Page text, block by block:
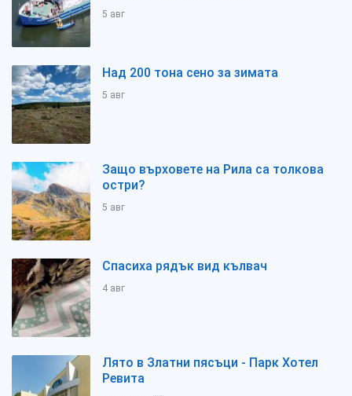
5 авг
Над 200 тона сено за зимата
5 авг
Защо върховете на Рила са толкова
остри?
5 авг
Спасиха рядък вид кълвач
4 авг
Лято в Златни пясъци - Парк Хотел
Ревита